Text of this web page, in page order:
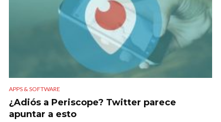
APPS & SOFTWARE
¿Adiós a Periscope? Twitter parece
apuntar a esto